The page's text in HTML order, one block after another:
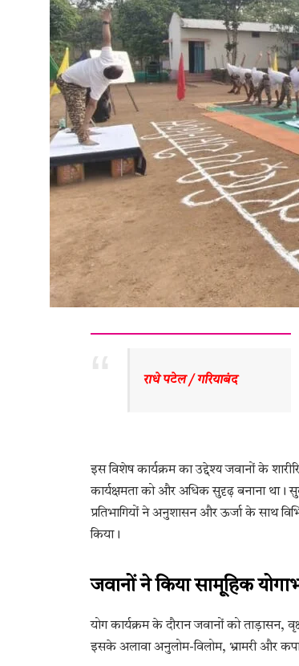
राधे पटेल / गरियाबंद
इस विशेष कार्यक्रम का उद्देश्य जवानों के
कार्यक्षमता को और अधिक सुदृढ़ बनाना था।
प्रतिभागियों ने अनुशासन और ऊर्जा के साथ
किया।
जवानों ने किया सामूहिक
योग कार्यक्रम के दौरान जवानों को ताड़ासन,
इसके अलावा अनुलोम-विलोम, भ्रामरी और